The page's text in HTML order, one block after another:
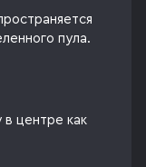
пула.
в центре как